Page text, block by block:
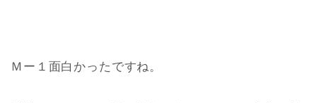
Ｍー１面白かったですね。